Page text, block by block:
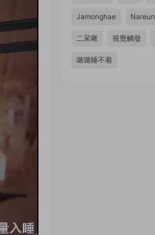
Jamonghae Nareun
二呆啾 視覺觸發
璐璐睡不着